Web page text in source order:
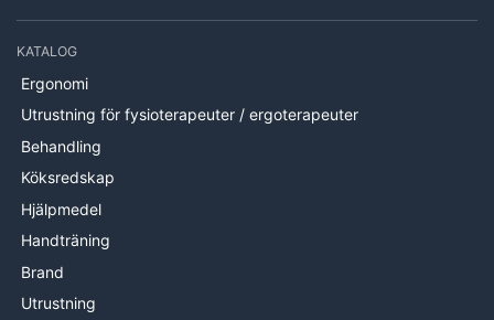
KATALOG
Ergonomi
Utrustning för fysioterapeuter / ergoterapeuter
Behandling
Köksredskap
Hjälpmedel
Handträning
Brand
Utrustning